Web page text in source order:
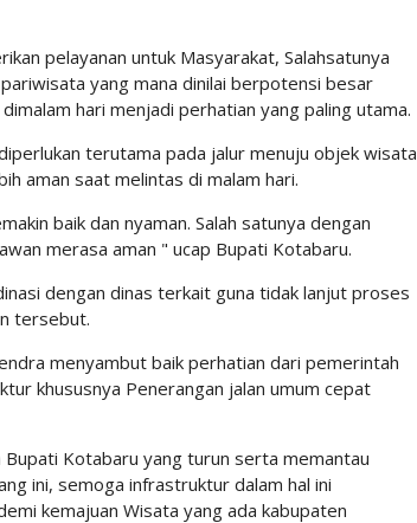
pelayanan untuk Masyarakat, Salahsatunya
yang mana dinilai berpotensi besar
hari menjadi perhatian yang paling utama.
terutama pada jalur menuju objek wisata
aman saat melintas di malam hari.
baik dan nyaman. Salah satunya dengan
merasa aman " ucap Bupati Kotabaru.
dengan dinas terkait guna tidak lanjut proses
tersebut.
menyambut baik perhatian dari pemerintah
khususnya Penerangan jalan umum cepat
Bupati Kotabaru yang turun serta memantau
ini, semoga infrastruktur dalam hal ini
kemajuan Wisata yang ada kabupaten